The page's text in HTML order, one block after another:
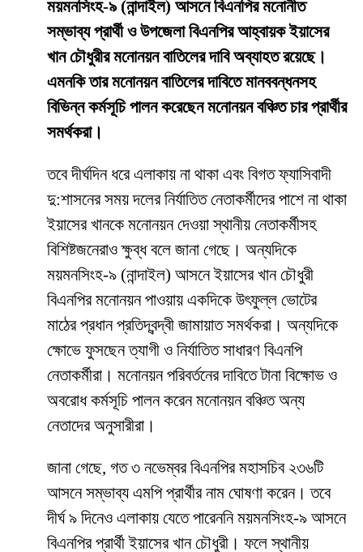
ময়মনসিংহ-৯ (নান্দাইল) আসনে বিএনপির মনোনীত
সম্ভাব্য প্রার্থী ও উপজেলা বিএনপির আহ্বায়ক ইয়াসের
খান চৌধুরীর মনোনয়ন বাতিলের দাবি অব্যাহত রয়েছে।
এমনকি তার মনোনয়ন বাতিলের দাবিতে মানববন্ধনসহ
বিভিন্ন কর্মসূচি পালন করেছেন মনোনয়ন বঞ্চিত চার প্রার্থীর
সমর্থকরা।
তবে দীর্ঘদিন ধরে এলাকায় না থাকা এবং বিগত ফ্যাসিবাদী
দু:শাসনের সময় দলের নির্যাতিত নেতাকর্মীদের পাশে না থাকা
ইয়াসের খানকে মনোনয়ন দেওয়া স্থানীয় নেতাকর্মীসহ
বিশিষ্টজনেরাও ক্ষুব্ধ বলে জানা গেছে। অন্যদিকে
ময়মনসিংহ-৯ (নান্দাইল) আসনে ইয়াসের খান চৌধুরী
বিএনপির মনোনয়ন পাওয়ায় একদিকে উৎফুল্ল ভোটের
মাঠের প্রধান প্রতিদ্বন্দ্বী জামায়াত সমর্থকরা। অন্যদিকে
ক্ষোভে ফুসছেন ত্যাগী ও নির্যাতিত সাধারণ বিএনপি
নেতাকর্মীরা। মনোনয়ন পরিবর্তনের দাবিতে টানা বিক্ষোভ ও
অবরোধ কর্মসূচি পালন করেন মনোনয়ন বঞ্চিত অন্য
নেতাদের অনুসারীরা।
জানা গেছে, গত ৩ নভেম্বর বিএনপির মহাসচিব ২৩৬টি
আসনে সম্ভাব্য এমপি প্রার্থীর নাম ঘোষণা করেন। তবে
দীর্ঘ ৯ দিনেও এলাকায় যেতে পারেননি ময়মনসিংহ-৯ আসনে
বিএনপির প্রার্থী ইয়াসের খান চৌধুরী। ফলে স্থানীয়